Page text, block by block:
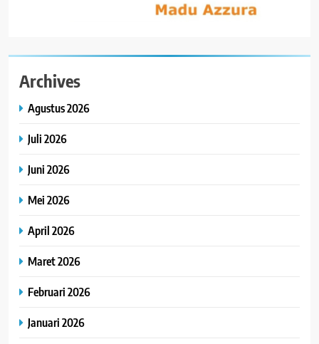
Archives
Agustus 2026
Juli 2026
Juni 2026
Mei 2026
April 2026
Maret 2026
Februari 2026
Januari 2026